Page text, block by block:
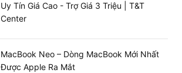
Uy Tín Giá Cao - Trợ Giá 3 Triệu | T&T
Center
MacBook Neo – Dòng MacBook Mới Nhất
Được Apple Ra Mắt